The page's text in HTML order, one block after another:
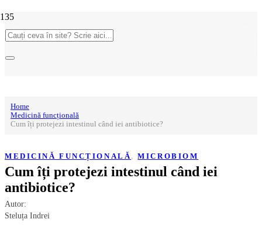
Home
Medicină funcțională
Cum îți protejezi intestinul când iei antibiotice?
MEDICINĂ FUNCȚIONALĂ,MICROBIOM
Cum îți protejezi intestinul când iei
antibiotice?
Autor:
Steluța Indrei